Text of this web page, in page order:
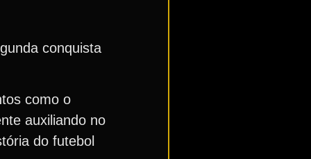
conquista
como o
auxiliando no
do futebol